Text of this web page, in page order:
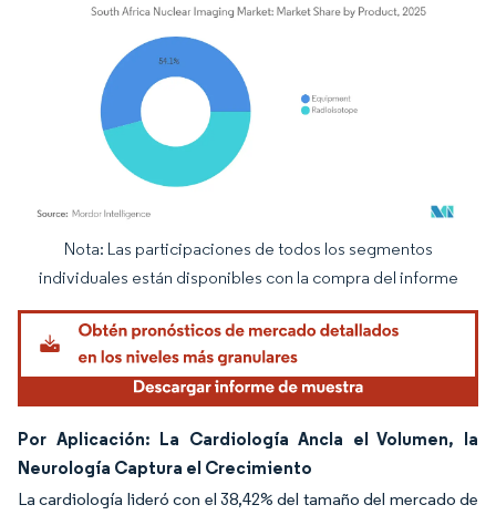
Imagen © Mordor Intelligence. El uso requiere atribución según CC BY 4.0.
Nota: Las participaciones de todos los segmentos
individuales están disponibles con la compra del informe
Por Aplicación: La Cardiología Ancla el Volumen, la
Neurología Captura el Crecimiento
La cardiología lideró con el 38,42% del tamaño del mercado de